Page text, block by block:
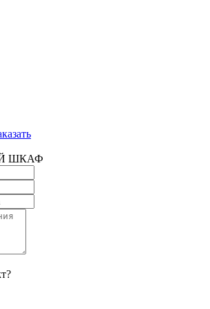
ШКАФ